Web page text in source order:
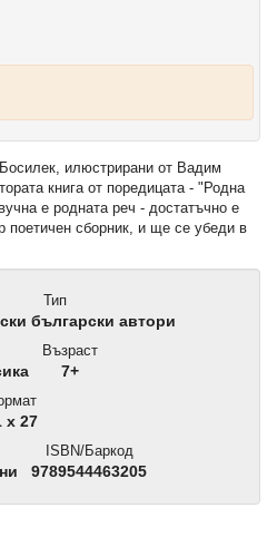
илюстрирани от Вадим
книга от поредицата - "Родна
е родната реч - достатъчно е
поетичен сборник, и ще се убеди в
Тип
български автори
Възраст
7+
x 27
ISBN/Баркод
9789544463205